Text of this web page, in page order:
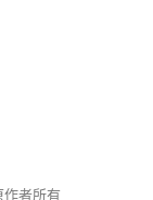
作者所有